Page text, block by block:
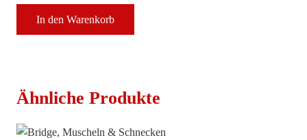
In den Warenkorb
Ähnliche Produkte